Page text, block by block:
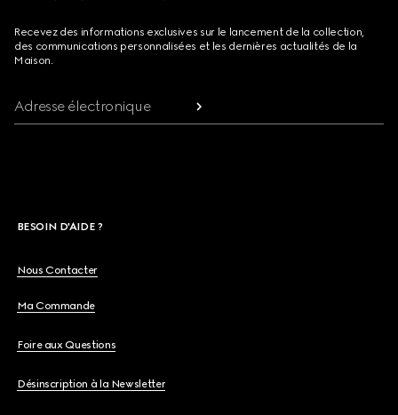
Recevez des informations exclusives sur le lancement de la collection,
des communications personnalisées et les dernières actualités de la
Maison.
Adresse électronique
BESOIN D'AIDE ?
Nous Contacter
Ma Commande
Foire aux Questions
Désinscription à la Newsletter